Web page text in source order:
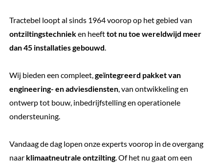
Tractebel loopt al sinds 1964 voorop op het gebied van
ontziltingstechnieken heefttot nu toe wereldwijd meer
dan 45 installaties gebouwd.
Wij bieden een compleet,geïntegreerd pakket van
engineering- en adviesdiensten, van ontwikkeling en
ontwerp tot bouw, inbedrijfstelling en operationele
ondersteuning.
Vandaag de dag lopen onze experts voorop in de overgang
naarklimaatneutrale ontzilting. Of het nu gaat om een